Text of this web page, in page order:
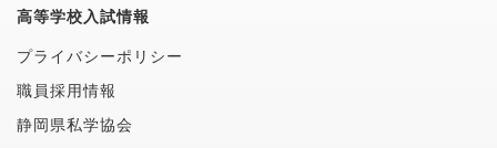
高等学校入試情報
プライバシーポリシー
職員採用情報
静岡県私学協会